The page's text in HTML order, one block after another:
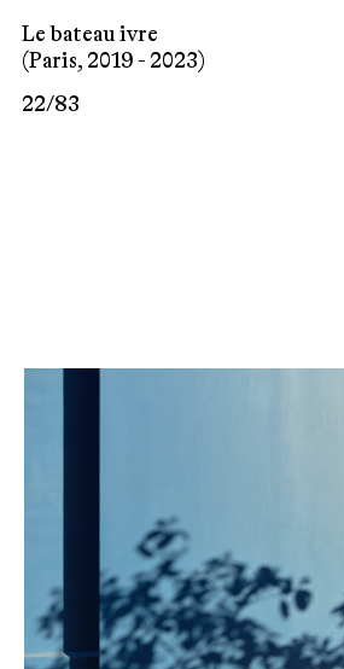
Le bateau ivre
(Paris, 2019 - 2023)
22/83